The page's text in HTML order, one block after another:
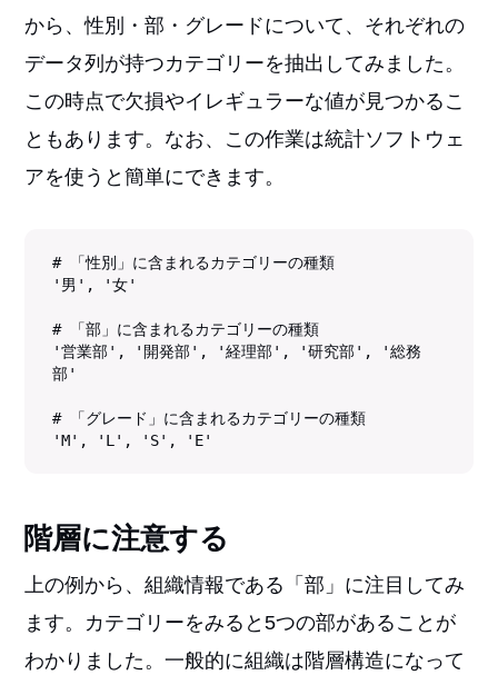
から、性別・部・グレードについて、それぞれの
データ列が持つカテゴリーを抽出してみました。
この時点で欠損やイレギュラーな値が見つかるこ
ともあります。なお、この作業は統計ソフトウェ
アを使うと簡単にできます。
# 「性別」に含まれるカテゴリーの種類
'男', '女'
# 「部」に含まれるカテゴリーの種類
'営業部', '開発部', '経理部', '研究部', '総務
部'
# 「グレード」に含まれるカテゴリーの種類
'M', 'L', 'S', 'E'
階層に注意する
上の例から、組織情報である「部」に注目してみ
ます。カテゴリーをみると5つの部があることが
わかりました。一般的に組織は階層構造になって